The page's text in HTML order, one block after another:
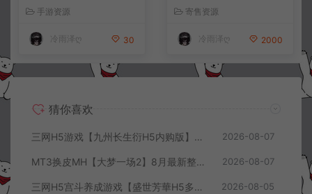
手工服务端+CDK授权后台
+全资源安卓+详细搭建教程
+视频教程
手游资源
冷雨泽ღ 30
服务端+前后端全套源码+CD
K授权后台+安卓苹果双端
+详细搭建教程+视频教程
寄售资源
冷雨泽ღ 2000
猜你喜欢
三网H5游戏【九州长生衍H5内购版】8月最新整理Linux手工服务端+管理后台+GM授权后台+简易安卓客户端+详细搭建教程+视频教程 2026-08-07
MT3换皮MH【大梦一场2】8月最新整理Linux手工服务端+源码+管理后台+安卓苹果双端+详细搭建教程+视频教程 2026-08-07
三网H5宫斗养成游戏【盛世芳華H5多区跨服代金券内购优化版】8月最新整理Linux手工服务端+CDK授权后台+全资源安卓+详细搭建教程+视频教程 2026-08-05